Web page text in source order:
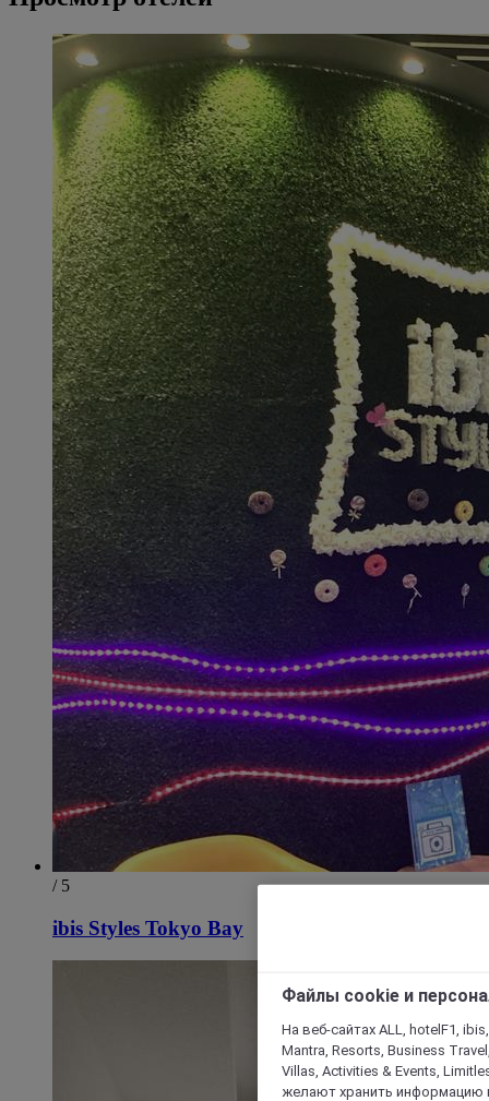
/ 5
ibis Styles Tokyo Bay
Файлы cookie и
На веб-сайтах ALL, hotelF1,
Mantra, Resorts, Business
Villas, Activities & Events,
желают хранить информацию